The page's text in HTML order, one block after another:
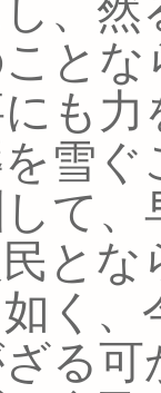
、
と
も
雪
て
と
く、
る